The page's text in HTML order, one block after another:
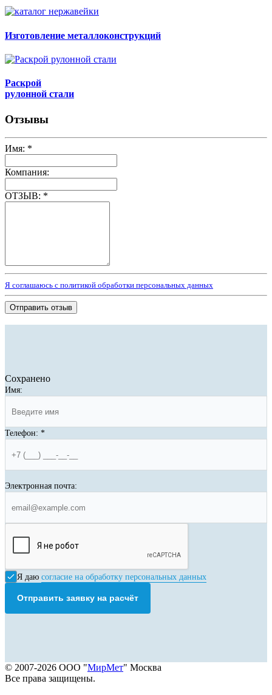
Изготовление металлоконструкций
Раскрой
рулонной стали
Отзывы
Имя: *
Компания:
ОТЗЫВ: *
Я соглашаюсь с политикой обработки персональных данных
Отправить отзыв
Сохранено
Имя:
Телефон: *
Электронная почта:
Я даю согласие на обработку персональных данных
Отправить заявку на расчёт
© 2007-2026 ООО "МирМет" Москва
Все права защищены.